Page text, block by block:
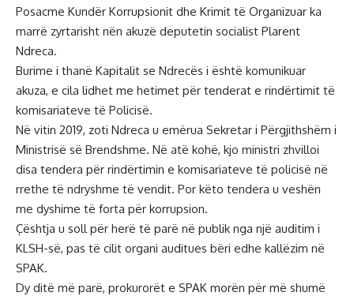
Posacme Kundër Korrupsionit dhe Krimit të Organizuar ka
marrë zyrtarisht nën akuzë deputetin socialist Plarent
Ndreca.
Burime i thanë Kapitalit se Ndrecës i është komunikuar
akuza, e cila lidhet me hetimet për tenderat e rindërtimit të
komisariateve të Policisë.
Në vitin 2019, zoti Ndreca u emërua Sekretar i Përgjithshëm i
Ministrisë së Brendshme. Në atë kohë, kjo ministri zhvilloi
disa tendera për rindërtimin e komisariateve të policisë në
rrethe të ndryshme të vendit. Por këto tendera u veshën
me dyshime të forta për korrupsion.
Çështja u soll për herë të parë në publik nga një auditim i
KLSH-së, pas të cilit organi auditues bëri edhe kallëzim në
SPAK.
Dy ditë më parë, prokurorët e SPAK morën për më shumë